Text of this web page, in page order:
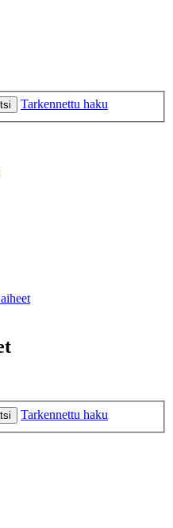
Tarkennettu haku
Tarkennettu haku